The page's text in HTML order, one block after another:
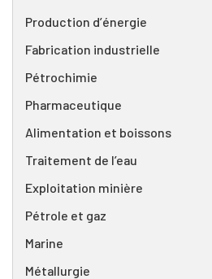
Production d’énergie
Fabrication industrielle
Pétrochimie
Pharmaceutique
Alimentation et boissons
Traitement de l’eau
Exploitation minière
Pétrole et gaz
Marine
Métallurgie